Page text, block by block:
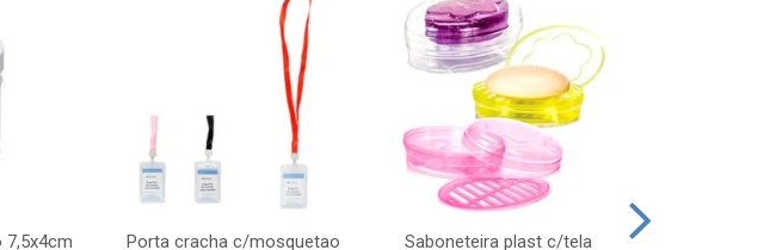
7,5x4cm
Porta cracha c/mosquetao
Saboneteira plast c/tela